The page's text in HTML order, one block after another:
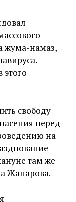
жума-намаз,
свободу
перед
на
там же
Жапарова.